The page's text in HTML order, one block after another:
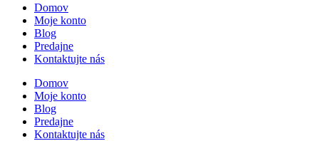
Domov
Moje konto
Blog
Predajne
Kontaktujte nás
Domov
Moje konto
Blog
Predajne
Kontaktujte nás